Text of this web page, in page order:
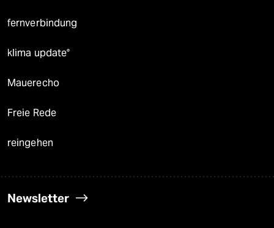
fernverbindung
klima update°
Mauerecho
Freie Rede
reingehen
Newsletter